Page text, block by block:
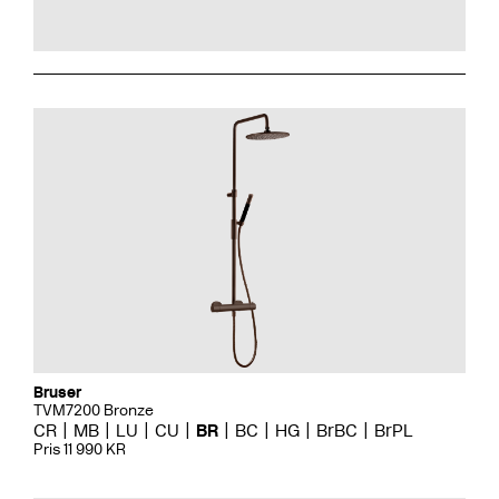
Bruser
TVM7200 Bronze
CR MB LU CU BR BC HG BrBC BrPL
Pris 11 990 KR